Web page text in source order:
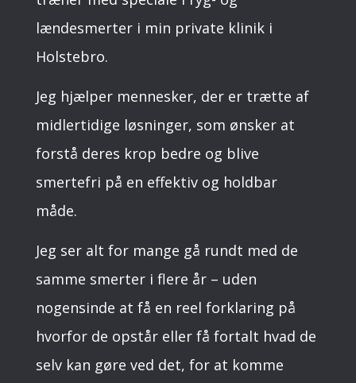
lændesmerter i min private klinik i
Holstebro.
Jeg hjælper mennesker, der er trætte af
midlertidige løsninger, som ønsker at
forstå deres krop bedre og blive
smertefri på en effektiv og holdbar
måde.
Jeg ser alt for mange gå rundt med de
samme smerter i flere år – uden
nogensinde at få en reel forklaring på
hvorfor de opstår eller få fortalt hvad de
selv kan gøre ved det, for at komme